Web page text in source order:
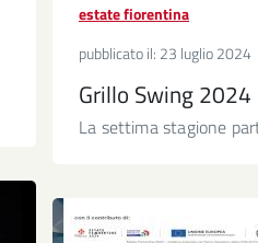
estate fiorentina
pubblicato il: 23 luglio 2024
Grillo Swing 2024
La settima stagione